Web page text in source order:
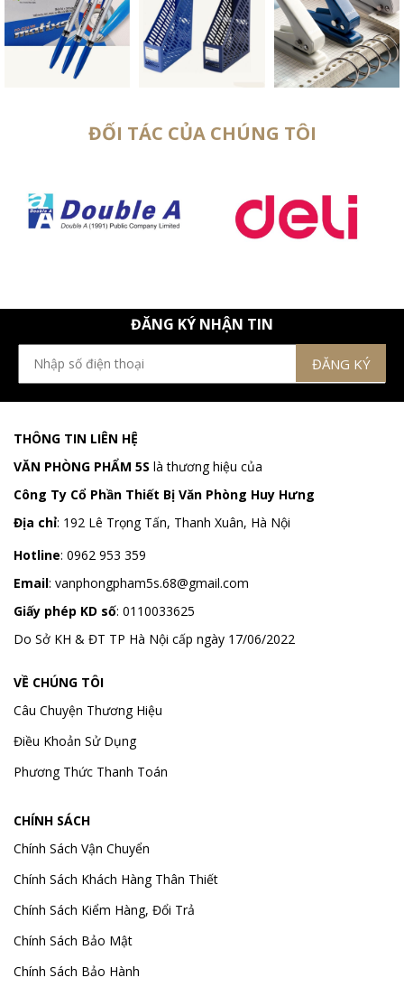
ĐỐI TÁC CỦA CHÚNG TÔI
ĐĂNG KÝ NHẬN TIN
THÔNG TIN LIÊN HỆ
VĂN PHÒNG PHẨM 5S là thương hiệu của
Công Ty Cổ Phần Thiết Bị Văn Phòng Huy Hưng
Địa chỉ: 192 Lê Trọng Tấn, Thanh Xuân, Hà Nội
Hotline: 0962 953 359
Email: vanphongpham5s.68@gmail.com
Giấy phép KD số: 0110033625
Do Sở KH & ĐT TP Hà Nội cấp ngày 17/06/2022
VỀ CHÚNG TÔI
Câu Chuyện Thương Hiệu
Điều Khoản Sử Dụng
Phương Thức Thanh Toán
CHÍNH SÁCH
Chính Sách Vận Chuyển
Chính Sách Khách Hàng Thân Thiết
Chính Sách Kiểm Hàng, Đổi Trả
Chính Sách Bảo Mật
Chính Sách Bảo Hành